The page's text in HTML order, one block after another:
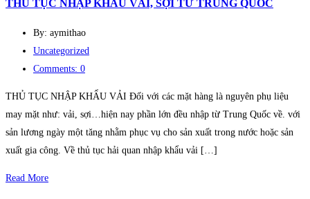
THỦ TỤC NHẬP KHẨU VẢI, SỢI TỪ TRUNG QUỐC
By: aymithao
Uncategorized
Comments: 0
THỦ TỤC NHẬP KHẨU VẢI Đối với các mặt hàng là nguyên phụ liệu
may mặt như: vải, sợi…hiện nay phần lớn đều nhập từ Trung Quốc về. với
sản lương ngày một tăng nhằm phục vụ cho sản xuất trong nước hoặc sản
xuất gia công. Về thủ tục hải quan nhập khẩu vải […]
Read More